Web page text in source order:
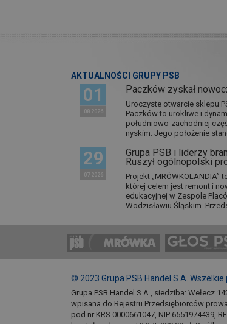
AKTUALNOŚCI GRUPY PSB
01
08 2026
Paczków zyskał
Uroczyste otwarcie sklepu
Paczków to urokliwe i
południowo-zachodniej
nyskim. Jego położenie
29
07 2026
Grupa PSB i liderzy
Ruszył ogólnopolski
Projekt „MRÓWKOLANDIA”
której celem jest remont i
edukacyjnej w Zespole
Wodzisławiu Śląskim.
© 2023 Grupa PSB Handel S.A.
Grupa PSB Handel S.A., siedziba: Wełecz
wpisana do Rejestru Przedsiębiorców
pod nr KRS 0000661047, NIP 6551974439,